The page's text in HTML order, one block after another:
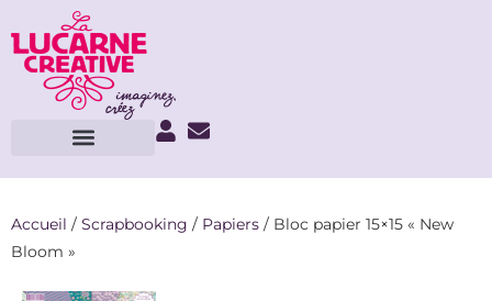
Accueil / Scrapbooking / Papiers / Bloc papier 15×15 « New
Bloom »